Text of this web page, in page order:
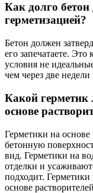
Как долго бетон
герметизацией?
Бетон должен
его запечатаете.
условия не
чем через две
Какой герметик
основе
Герметики на
бетонную
вид. Герметики на
отделки и
подходит.
основе